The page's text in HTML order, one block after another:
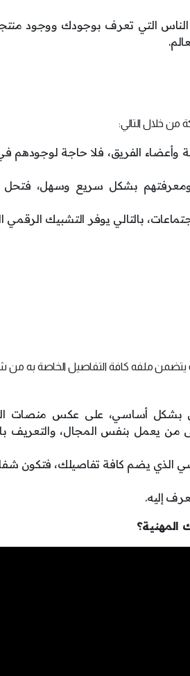
الناس التي تعرف بوجودك ووجود
من خلال التالي:
وأعضاء الفريق، فلا حاجة لوجودهم
ومعرفتهم بشكل سريع وسهل،
بالتالي يوفر التشبيك الرقمي
ملفه كافة التفاصيل الخاصة به من
بشكل أساسي، على عكس منصات
على من يعمل بنفس المجال، والتعريف
يضم كافة تفاصيلك، فتكون
إليه.